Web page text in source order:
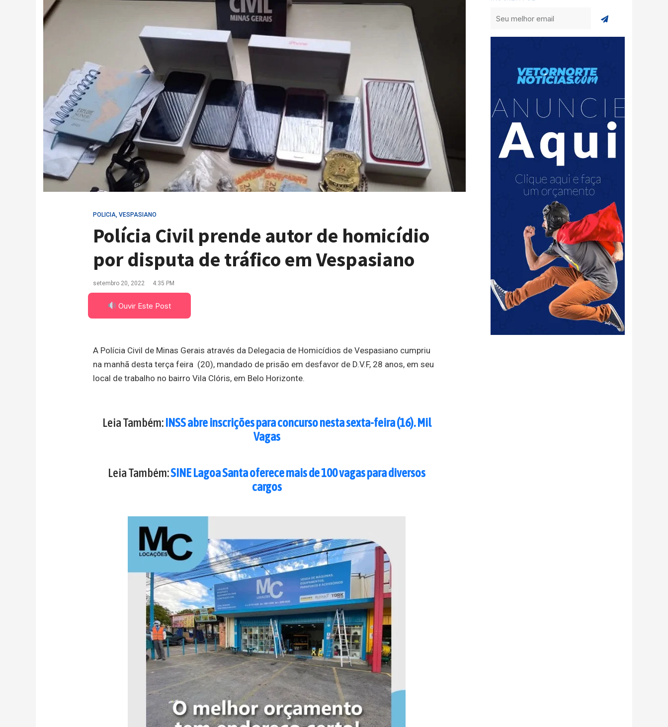
POLICIA, VESPASIANO
Polícia Civil prende autor de homicídio
por disputa de tráfico em Vespasiano
setembro 20, 2022 4:35 PM
Ouvir Este Post
A Polícia Civil de Minas Gerais através da Delegacia de Homicídios de Vespasiano cumpriu
na manhã desta terça feira (20), mandado de prisão em desfavor de D.V.F, 28 anos, em seu
local de trabalho no bairro Vila Clóris, em Belo Horizonte.
Leia Também:INSS abre inscrições para concurso nesta sexta-feira (16). Mil
Vagas
Leia Também:SINE Lagoa Santa oferece mais de 100 vagas para diversos
cargos